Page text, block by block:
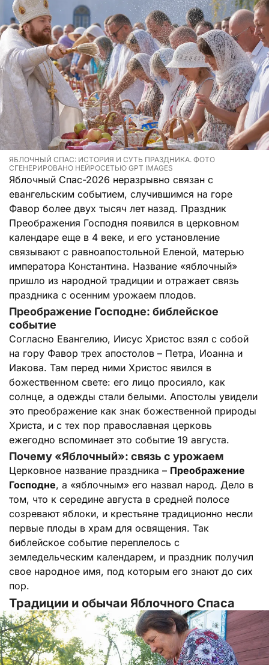
ЯБЛОЧНЫЙ СПАС: ИСТОРИЯ И СУТЬ ПРАЗДНИКА. ФОТО
СГЕНЕРИРОВАНО НЕЙРОСЕТЬЮ GPT IMAGES
Яблочный Спас-2026 неразрывно связан с
евангельским событием, случившимся на горе
Фавор более двух тысяч лет назад. Праздник
Преображения Господня появился в церковном
календаре еще в 4 веке, и его установление
связывают с равноапостольной Еленой, матерью
императора Константина. Название «яблочный»
пришло из народной традиции и отражает связь
праздника с осенним урожаем плодов.
Преображение Господне: библейское
событие
Согласно Евангелию, Иисус Христос взял с собой
на гору Фавор трех апостолов – Петра, Иоанна и
Иакова. Там перед ними Христос явился в
божественном свете: его лицо просияло, как
солнце, а одежды стали белыми. Апостолы увидели
это преображение как знак божественной природы
Христа, и с тех пор православная церковь
ежегодно вспоминает это событие 19 августа.
Почему «Яблочный»: связь с урожаем
Церковное название праздника – Преображение
Господне, а «яблочным» его назвал народ. Дело в
том, что к середине августа в средней полосе
созревают яблоки, и крестьяне традиционно несли
первые плоды в храм для освящения. Так
библейское событие переплелось с
земледельческим календарем, и праздник получил
свое народное имя, под которым его знают до сих
пор.
Традиции и обычаи Яблочного Спаса